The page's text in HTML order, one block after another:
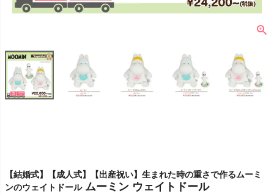
【結婚式】【成人式】【出産祝い】生まれた時の重さで作るムーミ
ンのウェイトドール ムーミン ウェイトドール